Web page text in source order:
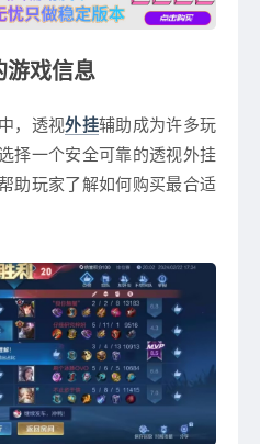
游戏信息
，透视外挂辅助成为许多玩
择一个安全可靠的透视外挂
助玩家了解如何购买最合适